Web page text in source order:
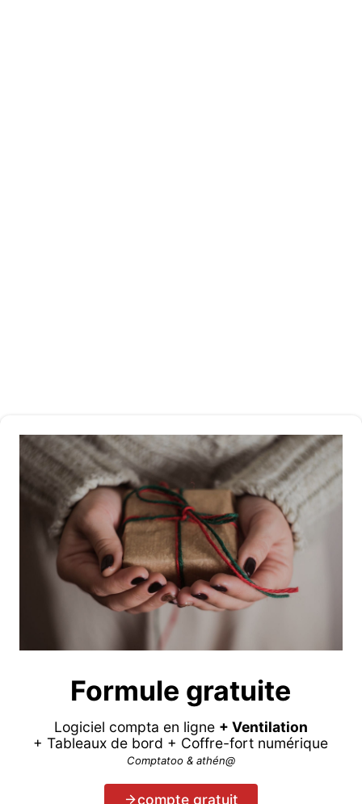
Formule gratuite
Logiciel compta en ligne + Ventilation
+ Tableaux de bord + Coffre-fort numérique
Comptatoo & athén@
compte gratuit